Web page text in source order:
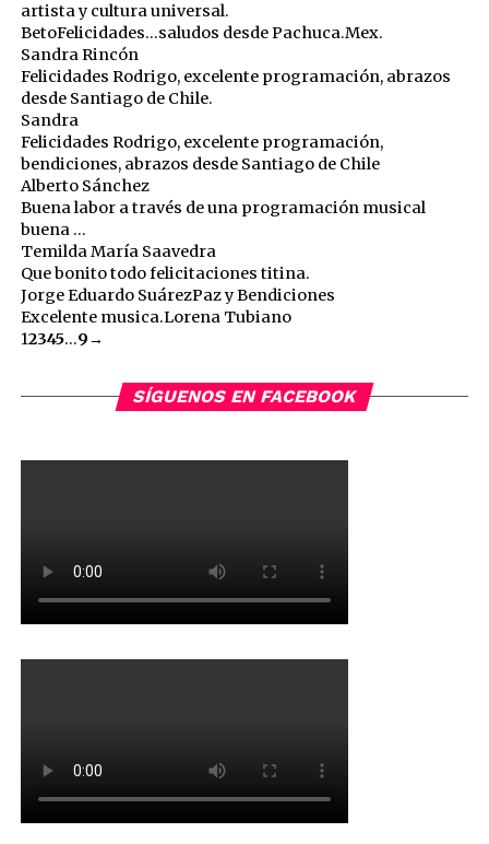
artista y cultura universal.
BetoFelicidades...saludos desde Pachuca.Mex.
Sandra Rincón
Felicidades Rodrigo, excelente programación, abrazos
desde Santiago de Chile.
Sandra
Felicidades Rodrigo, excelente programación,
bendiciones, abrazos desde Santiago de Chile
Alberto Sánchez
Buena labor a través de una programación musical
buena ...
Temilda María Saavedra
Que bonito todo felicitaciones titina.
Jorge Eduardo SuárezPaz y Bendiciones
Excelente musica.Lorena Tubiano
Guestbook
12345...9→
SÍGUENOS EN FACEBOOK